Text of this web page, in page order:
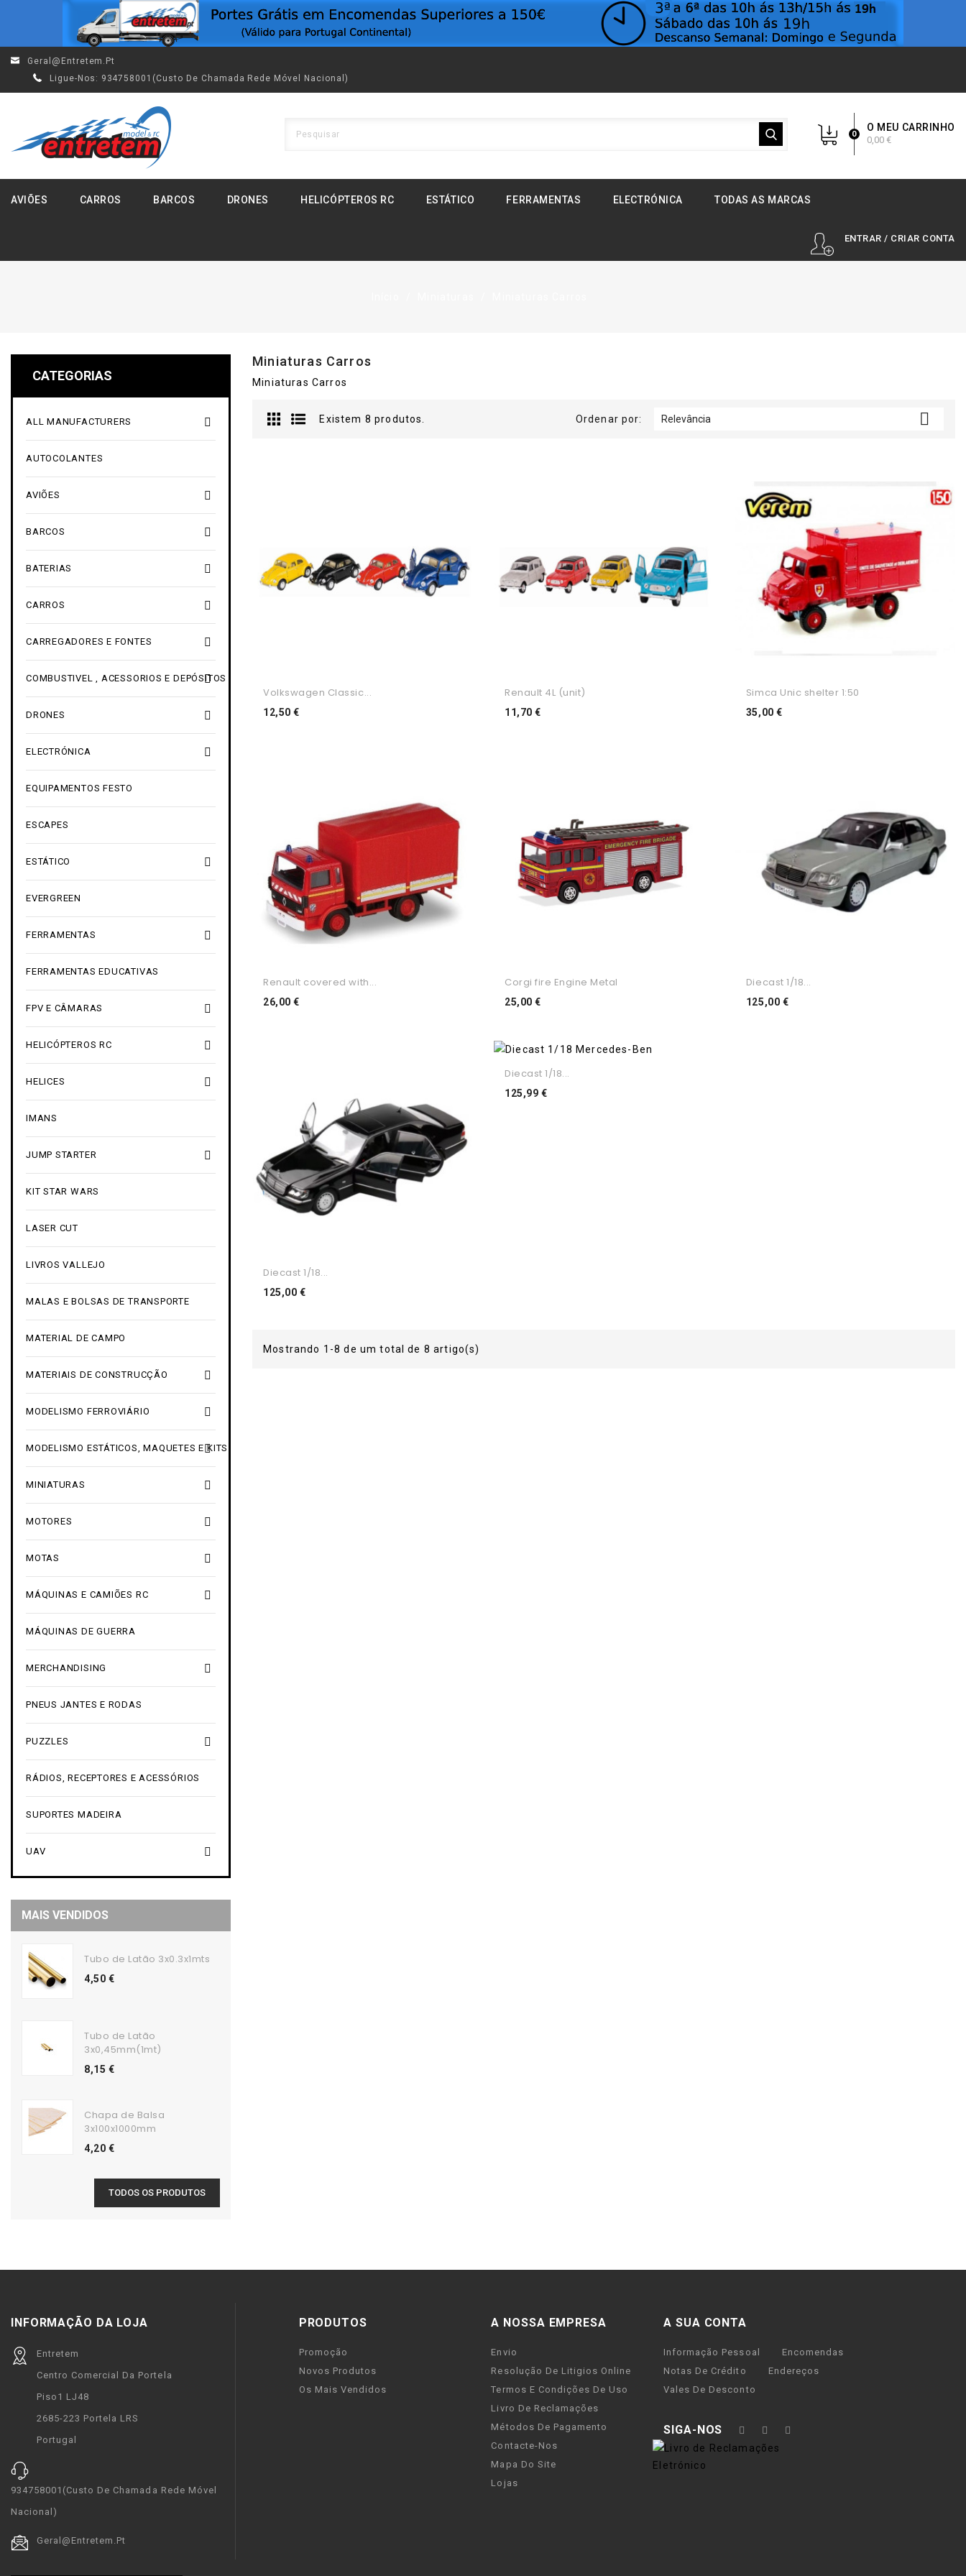
Geral@entretem.pt
Ligue-Nos: 934758001(custo De Chamada Rede Móvel Nacional)
O MEU CARRINHO
0
0,00 €
AVIÕES CARROS BARCOS DRONES HELICÓPTEROS RC ESTÁTICO FERRAMENTAS ELECTRÓNICA TODAS AS MARCAS
ENTRAR / CRIAR CONTA
CATEGORIAS

ALL MANUFACTURERS
AUTOCOLANTES

AVIÕES

BARCOS

BATERIAS

CARROS

CARREGADORES E FONTES

COMBUSTIVEL , ACESSORIOS E DEPÓSITOS

DRONES

ELECTRÓNICA
EQUIPAMENTOS FESTO
ESCAPES

ESTÁTICO
EVERGREEN

FERRAMENTAS
FERRAMENTAS EDUCATIVAS

FPV E CÂMARAS

HELICÓPTEROS RC

HELICES
IMANS

JUMP STARTER
KIT STAR WARS
LASER CUT
LIVROS VALLEJO
MALAS E BOLSAS DE TRANSPORTE
MATERIAL DE CAMPO

MATERIAIS DE CONSTRUCÇÃO

MODELISMO FERROVIÁRIO

MODELISMO ESTÁTICOS, MAQUETES E KITS

MINIATURAS

MOTORES

MOTAS

MÁQUINAS E CAMIÕES RC
MÁQUINAS DE GUERRA

MERCHANDISING
PNEUS JANTES E RODAS

PUZZLES
RÁDIOS, RECEPTORES E ACESSÓRIOS
SUPORTES MADEIRA

UAV
MAIS VENDIDOS
Tubo de Latão 3x0.3x1mts
4,50 €
Tubo de Latão
3x0,45mm(1mt)
8,15 €
Chapa de Balsa
3x100x1000mm
4,20 €
TODOS OS PRODUTOS
Miniaturas Carros
Miniaturas Carros
Existem 8 produtos. Ordenar por: Relevância 
Volkswagen Classic...
12,50 €Preço
Renault 4L (unit)
11,70 €Preço
Simca Unic shelter 1:50
35,00 €Preço
Renault covered with...
26,00 €Preço
Corgi fire Engine Metal
25,00 €Preço
Diecast 1/18...
125,00 €Preço
Diecast 1/18...
125,00 €Preço
Diecast 1/18...
125,99 €Preço
Mostrando 1-8 de um total de 8 artigo(s)
INFORMAÇÃO DA LOJA
Entretem
Centro Comercial Da Portela
Piso1 LJ48
2685-223 Portela LRS
Portugal
934758001(custo De Chamada Rede Móvel
Nacional)
Geral@entretem.pt
PRODUTOS
Promoção
Novos Produtos
Os Mais Vendidos
A NOSSA EMPRESA
Envio
Resolução De Litigios Online
Termos E Condições De Uso
Livro De Reclamações
Métodos De Pagamento
Contacte-Nos
Mapa Do Site
Lojas
A SUA CONTA
Informação Pessoal
Encomendas
Notas De Crédito
Endereços
Vales De Desconto
SIGA-NOS